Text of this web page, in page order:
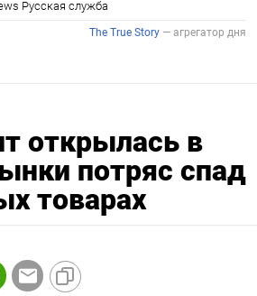
открылась в
потряс спад
товарах